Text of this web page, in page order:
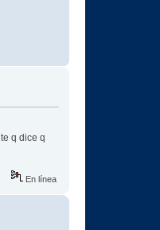
q dice q
En línea